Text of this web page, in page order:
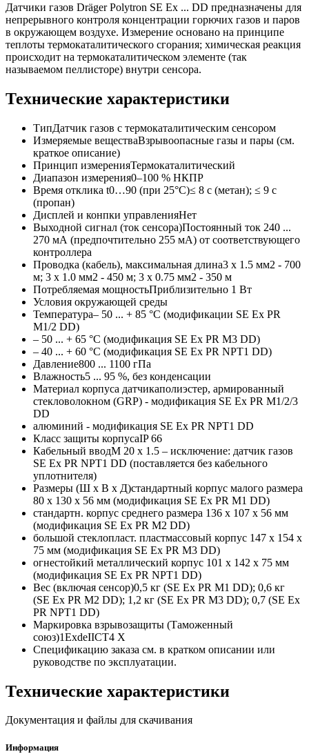
Датчики газов Dräger Polytron SE Ex ... DD предназначены для
непрерывного контроля концентрации горючих газов и паров
в окружающем воздухе. Измерение основано на принципе
теплоты термокаталитического сгорания; химическая реакция
происходит на термокаталитическом элементе (так
называемом пеллисторе) внутри сенсора.
Технические характеристики
ТипДатчик газов с термокаталитическим сенсором
Измеряемые веществаВзрывоопасные газы и пары (см.
краткое описание)
Принцип измеренияТермокаталитический
Диапазон измерения0–100 % НКПР
Время отклика t0…90 (при 25°C)≤ 8 с (метан); ≤ 9 с
(пропан)
Дисплей и конпки управленияНет
Выходной сигнал (ток сенсора)Постоянный ток 240 ...
270 мА (предпочтительно 255 мА) от соответствующего
контроллера
Проводка (кабель), максимальная длина3 x 1.5 мм2 - 700
м; 3 x 1.0 мм2 - 450 м; 3 x 0.75 мм2 - 350 м
Потребляемая мощностьПриблизительно 1 Вт
Условия окружающей среды
Температура– 50 ... + 85 °C (модификации SE Ex PR
M1/2 DD)
– 50 ... + 65 °C (модификация SE Ex PR M3 DD)
– 40 ... + 60 °C (модификация SE Ex PR NPT1 DD)
Давление800 ... 1100 гПа
Влажность5 ... 95 %, без конденсации
Материал корпуса датчикаполиэстер, армированный
стекловолокном (GRP) - модификация SE Ex PR M1/2/3
DD
алюминий - модификация SE Ex PR NPT1 DD
Класс защиты корпусаIP 66
Кабельный вводМ 20 x 1.5 – исключение: датчик газов
SE Ex PR NPT1 DD (поставляется без кабельного
уплотнителя)
Размеры (Ш x В x Д)стандартный корпус малого размера
80 x 130 x 56 мм (модификация SE Ex PR M1 DD)
стандартн. корпус среднего размера 136 x 107 x 56 мм
(модификация SE Ex PR M2 DD)
большой стеклопласт. пластмассовый корпус 147 x 154 x
75 мм (модификация SE Ex PR M3 DD)
огнестойкий металлический корпус 101 x 142 x 75 мм
(модификация SE Ex PR NPT1 DD)
Вес (включая сенсор)0,5 кг (SE Ex PR M1 DD); 0,6 кг
(SE Ex PR M2 DD); 1,2 кг (SE Ex PR M3 DD); 0,7 (SE Ex
PR NPT1 DD)
Маркировка взрывозащиты (Таможенный
союз)1ExdeIICT4 X
Спецификацию заказа см. в кратком описании или
руководстве по эксплуатации.
Технические характеристики
Документация и файлы для скачивания
Информация